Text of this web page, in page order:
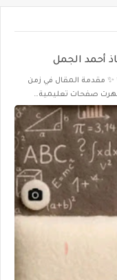
أحمد الجمل
✨ مقدمة المقال في زمن
صفحات تعليمية…